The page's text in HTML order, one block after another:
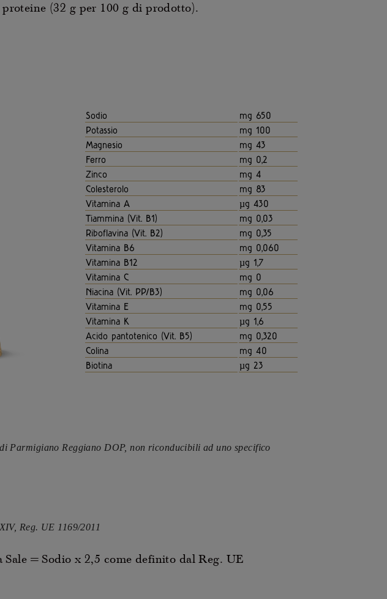
(32 g per 100 g di prodotto).
Sodio
mg 650
Potassio
mg 100
Magnesio
mg 43
Ferro
mg 0,2
Zinco
mg 4
Colesterolo
mg 83
Vitamina A
µg 430
Tiammina (Vit. B1)
mg 0,03
Riboflavina (Vit. B2)
mg 0,35
Vitamina B6
mg 0,060
Vitamina B12
µg 1,7
Vitamina C
mg 0
Niacina (Vit. PP/B3)
mg 0,06
Vitamina E
mg 0,55
Vitamina K
µg 1,6
Acido pantotenico (Vit. B5)
mg 0,320
Colina
mg 40
Biotina
µg 23
Parmigiano Reggiano DOP, non riconducibili ad uno specifico
Reg. UE 1169/2011
= Sodio x 2,5 come definito dal Reg. UE